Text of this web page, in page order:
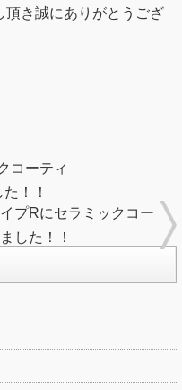
頂き誠にありがとうござ
コーティ
！！
プRにセラミックコー
した！！